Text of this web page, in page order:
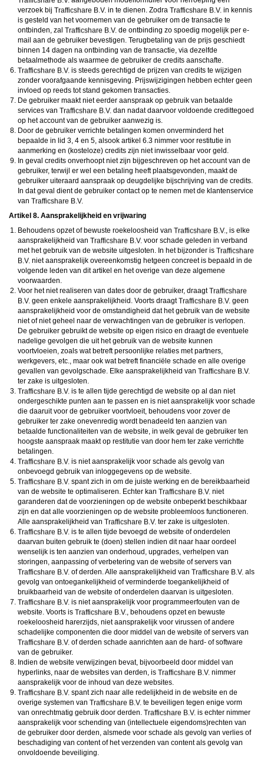
verzoek bij
in te dienen. Zodra
in kennis
is gesteld van het voornemen van de gebruiker om de transactie te
ontbinden, zal
de ontbinding zo spoedig mogelijk per e-
mail aan de gebruiker bevestigen. Terugbetaling van de prijs geschiedt
binnen 14 dagen na ontbinding van de transactie, via dezelfde
betaalmethode als waarmee de gebruiker de credits aanschafte.
is steeds gerechtigd de prijzen van credits te wijzigen
zonder voorafgaande kennisgeving. Prijswijzigingen hebben echter geen
invloed op reeds tot stand gekomen transacties.
De gebruiker maakt niet eerder aanspraak op gebruik van betaalde
services van
dan nadat daarvoor voldoende credittegoed
op het account van de gebruiker aanwezig is.
Door de gebruiker verrichte betalingen komen onverminderd het
bepaalde in lid 3, 4 en 5, alsook artikel 6.3 nimmer voor restitutie in
aanmerking en (kosteloze) credits zijn niet inwisselbaar voor geld.
In geval credits onverhoopt niet zijn bijgeschreven op het account van de
gebruiker, terwijl er wel een betaling heeft plaatsgevonden, maakt de
gebruiker uiteraard aanspraak op deugdelijke bijschrijving van de credits.
In dat geval dient de gebruiker contact op te nemen met de klantenservice
van
Artikel 8. Aansprakelijkheid en vrijwaring
Behoudens opzet of bewuste roekeloosheid van
, is elke
aansprakelijkheid van
voor schade geleden in verband
met het gebruik van de website uitgesloten. In het bijzonder is
niet aansprakelijk overeenkomstig hetgeen concreet is bepaald in de
volgende leden van dit artikel en het overige van deze algemene
voorwaarden.
Voor het niet realiseren van dates door de gebruiker, draagt
geen enkele aansprakelijkheid. Voorts draagt
geen
aansprakelijkheid voor de omstandigheid dat het gebruik van de website
niet of niet geheel naar de verwachtingen van de gebruiker is verlopen.
De gebruiker gebruikt de website op eigen risico en draagt de eventuele
nadelige gevolgen die uit het gebruik van de website kunnen
voortvloeien, zoals wat betreft persoonlijke relaties met partners,
werkgevers, etc., maar ook wat betreft financiële schade en alle overige
gevallen van gevolgschade. Elke aansprakelijkheid van
ter zake is uitgesloten.
is te allen tijde gerechtigd de website op al dan niet
ondergeschikte punten aan te passen en is niet aansprakelijk voor schade
die daaruit voor de gebruiker voortvloeit, behoudens voor zover de
gebruiker ter zake onevenredig wordt benadeeld ten aanzien van
betaalde functionaliteiten van de website, in welk geval de gebruiker ten
hoogste aanspraak maakt op restitutie van door hem ter zake verrichtte
betalingen.
is niet aansprakelijk voor schade als gevolg van
onbevoegd gebruik van inloggegevens op de website.
spant zich in om de juiste werking en de bereikbaarheid
van de website te optimaliseren. Echter kan
niet
garanderen dat de voorzieningen op de website onbeperkt beschikbaar
zijn en dat alle voorzieningen op de website probleemloos functioneren.
Alle aansprakelijkheid van
ter zake is uitgesloten.
is te allen tijde bevoegd de website of onderdelen
daarvan buiten gebruik te (doen) stellen indien dit naar haar oordeel
wenselijk is ten aanzien van onderhoud, upgrades, verhelpen van
storingen, aanpassing of verbetering van de website of servers van
of derden. Alle aansprakelijkheid van
als
gevolg van ontoegankelijkheid of verminderde toegankelijkheid of
bruikbaarheid van de website of onderdelen daarvan is uitgesloten.
is niet aansprakelijk voor programmeerfouten van de
website. Voorts is
, behoudens opzet en bewuste
roekeloosheid harerzijds, niet aansprakelijk voor virussen of andere
schadelijke componenten die door middel van de website of servers van
of derden schade aanrichten aan de hard- of software
van de gebruiker.
Indien de website verwijzingen bevat, bijvoorbeeld door middel van
hyperlinks, naar de websites van derden, is
nimmer
aansprakelijk voor de inhoud van deze websites.
spant zich naar alle redelijkheid in de website en de
overige systemen van
te beveiligen tegen enige vorm
van onrechtmatig gebruik door derden.
is echter nimmer
aansprakelijk voor schending van (intellectuele eigendoms)rechten van
de gebruiker door derden, alsmede voor schade als gevolg van verlies of
beschadiging van content of het verzenden van content als gevolg van
onvoldoende beveiliging.